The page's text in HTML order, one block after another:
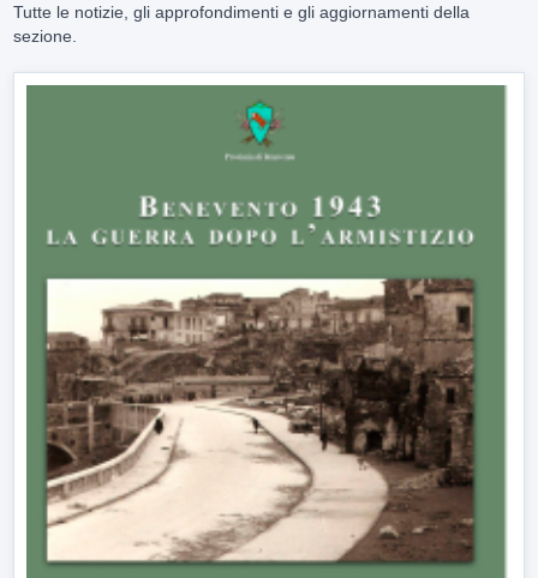
Tutte le notizie, gli approfondimenti e gli aggiornamenti della
sezione.